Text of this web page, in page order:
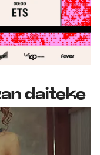
daiteke